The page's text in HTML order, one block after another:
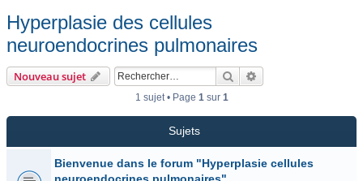
Hyperplasie des cellules
neuroendocrines pulmonaires
Nouveau sujet Rechercher
1 sujet • Page 1sur 1
Sujets
Bienvenue dans le forum "Hyperplasie cellules